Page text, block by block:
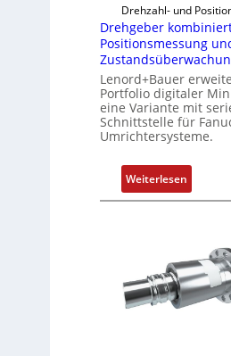
n
i
e
r
t
P
o
t
s
m
e
Drehzahl- und
Drehgeber
Positionsmessung
Lenord+Bauer
Portfolio digitaler
eine Variante mit
Schnittstelle für
Umrichtersysteme.
Weiterlesen:
D
g
e
b